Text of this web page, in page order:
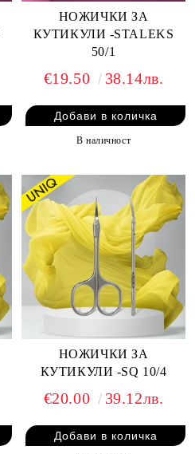
НОЖИЧКИ ЗА
КУТИКУЛИ -STALEKS
50/1
€19.50 38.14лв.
В наличност
НОЖИЧКИ ЗА
КУТИКУЛИ -SQ 10/4
€20.00 39.12лв.